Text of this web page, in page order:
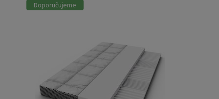
Doporučujeme